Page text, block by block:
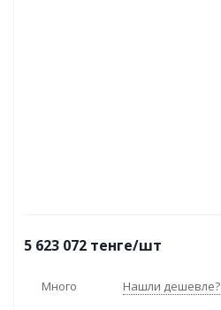
5 623 072 тенге/шт
Много Нашли дешевле?